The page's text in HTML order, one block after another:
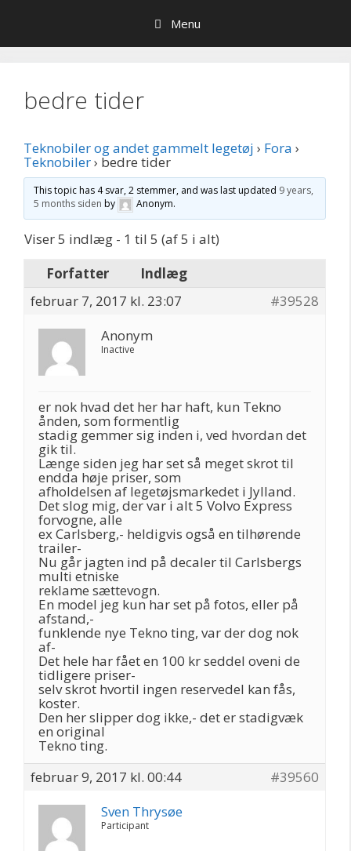
indhold
Menu
bedre tider
Teknobiler og andet gammelt legetøj › Fora ›
Teknobiler› bedre tider
This topic has 4 svar, 2 stemmer, and was last updated 9 years,
5 months siden by Anonym.
Viser 5 indlæg - 1 til 5 (af 5 i alt)
Forfatter
Indlæg
februar 7, 2017 kl. 23:07
#39528
Anonym
Inactive
er nok hvad det her har haft, kun Tekno
ånden, som formentlig
stadig gemmer sig inden i, ved hvordan det
gik til.
Længe siden jeg har set så meget skrot til
endda høje priser, som
afholdelsen af legetøjsmarkedet i Jylland.
Det slog mig, der var i alt 5 Volvo Express
forvogne, alle
ex Carlsberg,- heldigvis også en tilhørende
trailer-
Nu går jagten ind på decaler til Carlsbergs
multi etniske
reklame sættevogn.
En model jeg kun har set på fotos, eller på
afstand,-
funklende nye Tekno ting, var der dog nok
af-
Det hele har fået en 100 kr seddel oveni de
tidligere priser-
selv skrot hvortil ingen reservedel kan fås,
koster.
Den her slipper dog ikke,- det er stadigvæk
en original
Tekno ting.
februar 9, 2017 kl. 00:44
#39560
Sven Thrysøe
Participant